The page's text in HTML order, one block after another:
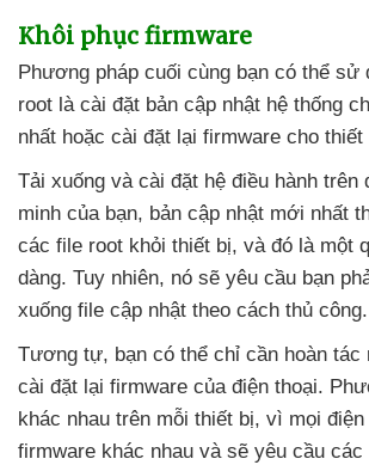
Khôi phục firmware
Phương pháp cuối cùng bạn có thể sử
root là cài đặt bản cập nhật hệ thống
nhất hoặc cài đặt lại firmware cho thiết
Tải xuống và cài đặt hệ điều hành trên
minh của bạn, bản cập nhật mới nhất
các file root khỏi thiết bị, và đó là một
dàng. Tuy nhiên, nó sẽ yêu cầu bạn
xuống file cập nhật theo cách thủ công.
Tương tự, bạn có thể chỉ cần hoàn tác
cài đặt lại firmware của điện thoại.
khác nhau trên mỗi thiết bị, vì mọi
firmware khác nhau và sẽ yêu cầu các